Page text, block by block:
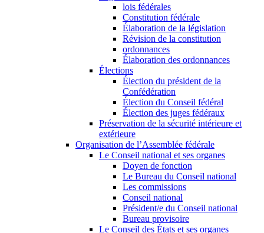
lois fédérales
Constitution fédérale
Élaboration de la législation
Révision de la constitution
ordonnances
Élaboration des ordonnances
Élections
Élection du président de la
Confédération
Élection du Conseil fédéral
Élection des juges fédéraux
Préservation de la sécurité intérieure et
extérieure
Organisation de l’Assemblée fédérale
Le Conseil national et ses organes
Doyen de fonction
Le Bureau du Conseil national
Les commissions
Conseil national
Président/e du Conseil national
Bureau provisoire
Le Conseil des États et ses organes